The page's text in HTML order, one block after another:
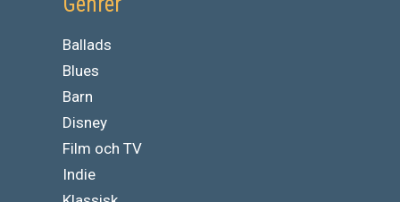
Ballads
Blues
Barn
Disney
Film och TV
Indie